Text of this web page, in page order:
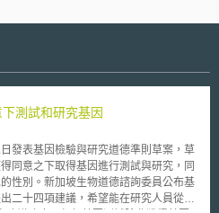
測試和研究基因
表基因檢驗與研究道德準則草案，草
同意之下取得基因進行測試與研究，同
性別。新加坡生物道德諮詢委員公布基
二十四項建議，希望能在研究人員從事